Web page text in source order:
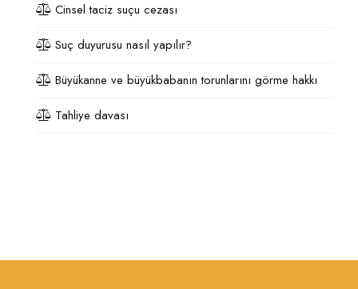
Cinsel taciz suçu cezası
Suç duyurusu nasıl yapılır?
Büyükanne ve büyükbabanın torunlarını görme hakkı
Tahliye davası